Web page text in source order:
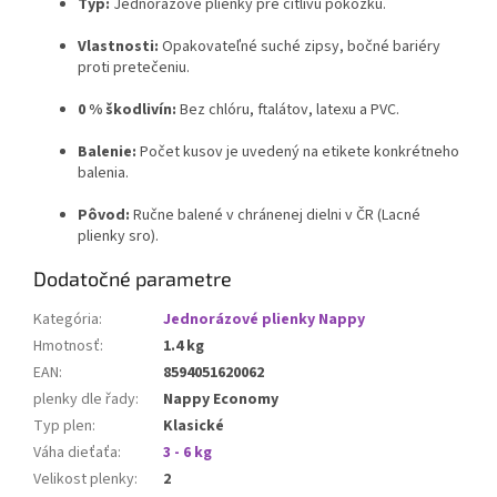
Vlastnosti: Opakovateľné suché zipsy, bočné bariéry
proti pretečeniu.
0 % škodlivín: Bez chlóru, ftalátov, latexu a PVC.
Balenie: Počet kusov je uvedený na etikete konkrétneho
balenia.
Pôvod: Ručne balené v chránenej dielni v ČR (Lacné
plienky sro).
Dodatočné parametre
Kategória:
Jednorázové plienky Nappy
Hmotnosť:
1.4 kg
EAN:
8594051620062
plenky dle řady:
Nappy Economy
Typ plen:
Klasické
Váha dieťaťa:
3 - 6 kg
Velikost plenky:
2